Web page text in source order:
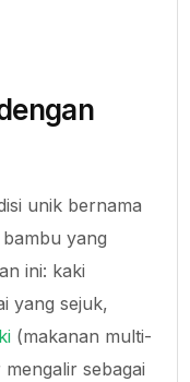
unik bernama
yang
ini: kaki
yang sejuk,
(makanan multi-
sebagai